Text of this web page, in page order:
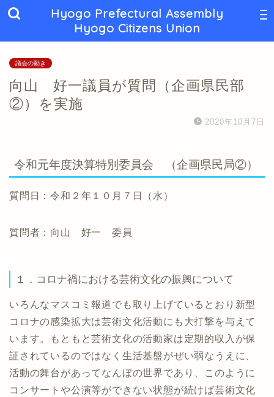
Hyogo Prefectural Assembly
Hyogo Citizens Union
議会の動き
向山 好一議員が質問（企画県民部
②）を実施
2020年10月7日
令和元年度決算特別委員会 （企画県民局②）
質問日：令和２年１０月７日（水）
質問者：向山 好一 委員
１．コロナ禍における芸術文化の振興について
いろんなマスコミ報道でも取り上げているとおり新型
コロナの感染拡大は芸術文化活動にも大打撃を与えて
います。もともと芸術文化の活動家は定期的収入が保
証されているのではなく生活基盤がぜい弱なうえに、
活動の舞台があってなんぼの世界であり、このように
コンサートや公演等ができない状態が続けば芸術文化